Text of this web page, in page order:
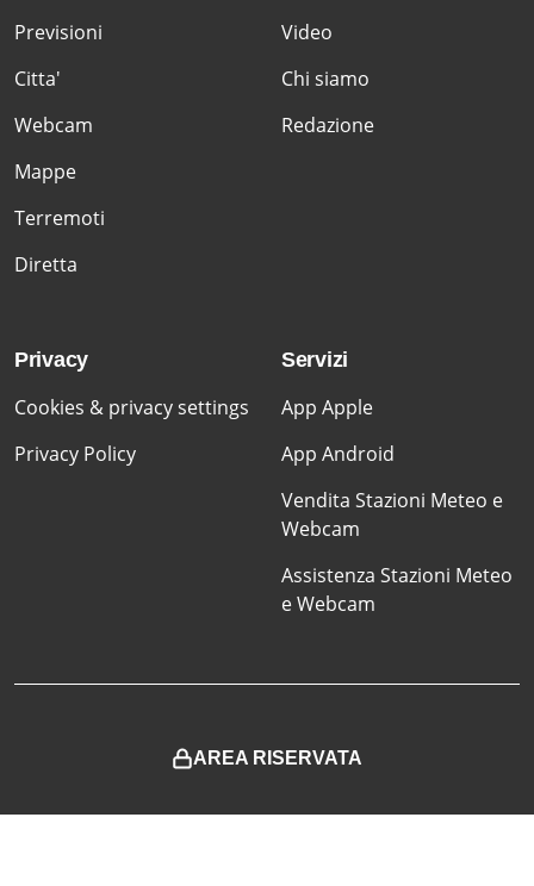
Previsioni
Citta'
Webcam
Mappe
Terremoti
Diretta
Video
Chi siamo
Redazione
Privacy
Cookies & privacy settings
Privacy Policy
Servizi
App Apple
App Android
Vendita Stazioni Meteo e
Webcam
Assistenza Stazioni Meteo
e Webcam
AREA RISERVATA